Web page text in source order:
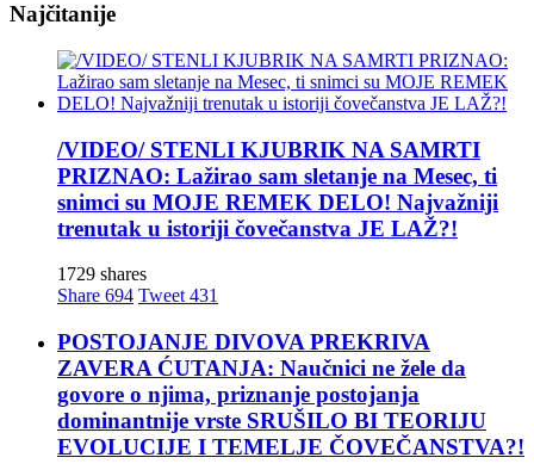
Najčitanije
/VIDEO/ STENLI KJUBRIK NA SAMRTI
PRIZNAO: Lažirao sam sletanje na Mesec, ti
snimci su MOJE REMEK DELO! Najvažniji
trenutak u istoriji čovečanstva JE LAŽ?!
1729 shares
Share 694 Tweet 431
POSTOJANJE DIVOVA PREKRIVA
ZAVERA ĆUTANJA: Naučnici ne žele da
govore o njima, priznanje postojanja
dominantnije vrste SRUŠILO BI TEORIJU
EVOLUCIJE I TEMELJE ČOVEČANSTVA?!